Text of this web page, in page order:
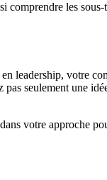
comprendre les
leadership, votre
pas seulement une
votre approche